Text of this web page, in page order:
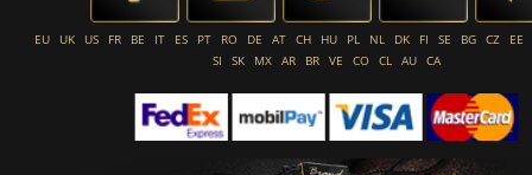
EU UK US FR BE IT ES PT RO DE AT CH HU PL NL DK FI SE BG CZ
EE
SI
SK MX AR BR VE CO CL AU CA